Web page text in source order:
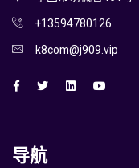
+13594780126
k8com@j909.vip
导航